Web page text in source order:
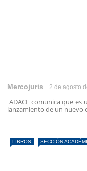
Mercojuris 2 de agosto
ADACE comunica que
lanzamiento de un nuevo
LIBROS SECCIÓN